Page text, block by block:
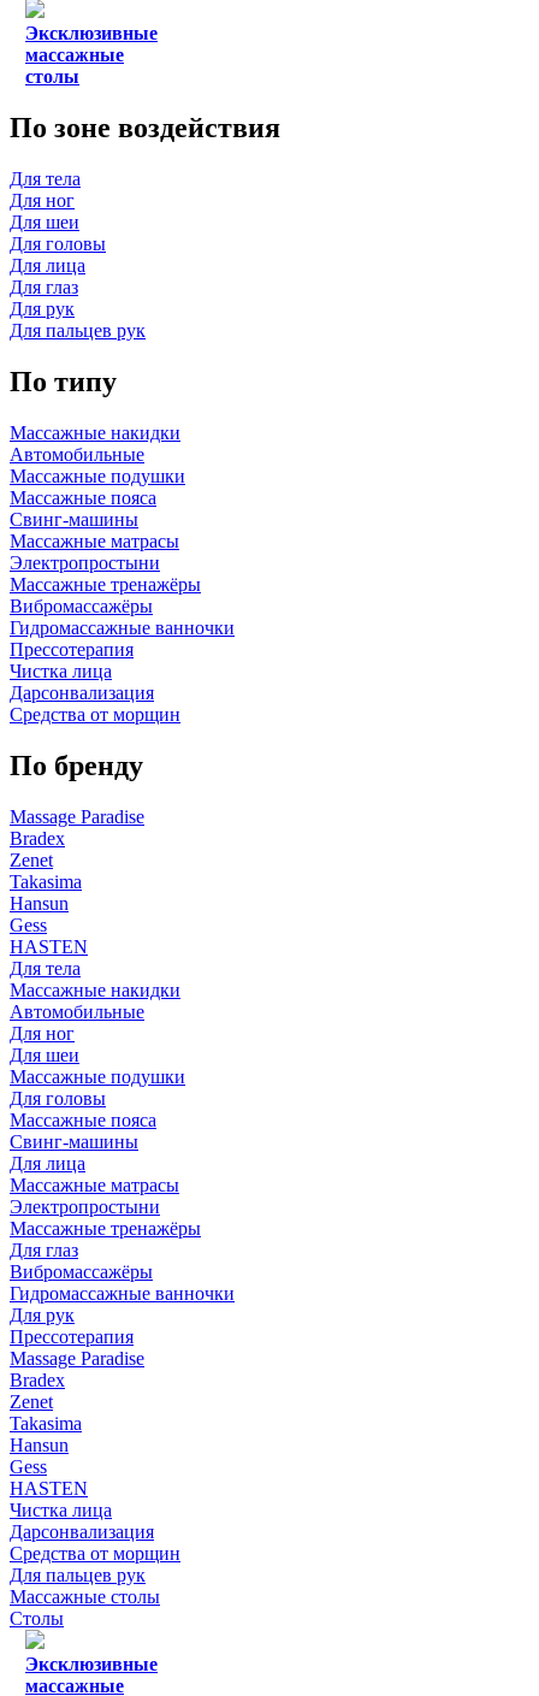
Эксклюзивные
массажные
столы
По зоне воздействия
Для тела
Для ног
Для шеи
Для головы
Для лица
Для глаз
Для рук
Для пальцев рук
По типу
Массажные накидки
Автомобильные
Массажные подушки
Массажные пояса
Свинг-машины
Массажные матрасы
Электропростыни
Массажные тренажёры
Вибромассажёры
Гидромассажные ванночки
Прессотерапия
Чистка лица
Дарсонвализация
Средства от морщин
По бренду
Massage Paradise
Bradex
Zenet
Takasima
Hansun
Gess
HASTEN
Для тела
Массажные накидки
Автомобильные
Для ног
Для шеи
Массажные подушки
Для головы
Массажные пояса
Свинг-машины
Для лица
Массажные матрасы
Электропростыни
Массажные тренажёры
Для глаз
Вибромассажёры
Гидромассажные ванночки
Для рук
Прессотерапия
Massage Paradise
Bradex
Zenet
Takasima
Hansun
Gess
HASTEN
Чистка лица
Дарсонвализация
Средства от морщин
Для пальцев рук
Массажные столы
Столы
Эксклюзивные
массажные